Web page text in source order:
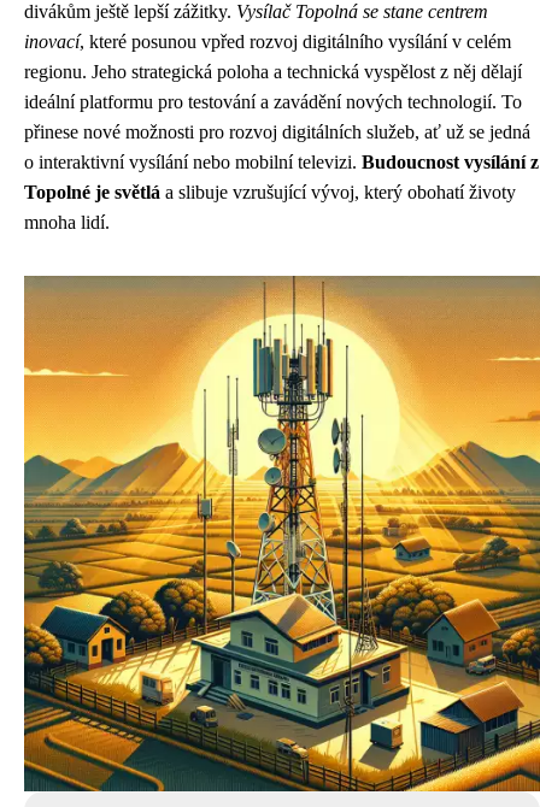
divákům ještě lepší zážitky. Vysílač Topolná se stane centrem
inovací, které posunou vpřed rozvoj digitálního vysílání v celém
regionu. Jeho strategická poloha a technická vyspělost z něj dělají
ideální platformu pro testování a zavádění nových technologií. To
přinese nové možnosti pro rozvoj digitálních služeb, ať už se jedná
o interaktivní vysílání nebo mobilní televizi. Budoucnost vysílání z
Topolné je světlá a slibuje vzrušující vývoj, který obohatí životy
mnoha lidí.